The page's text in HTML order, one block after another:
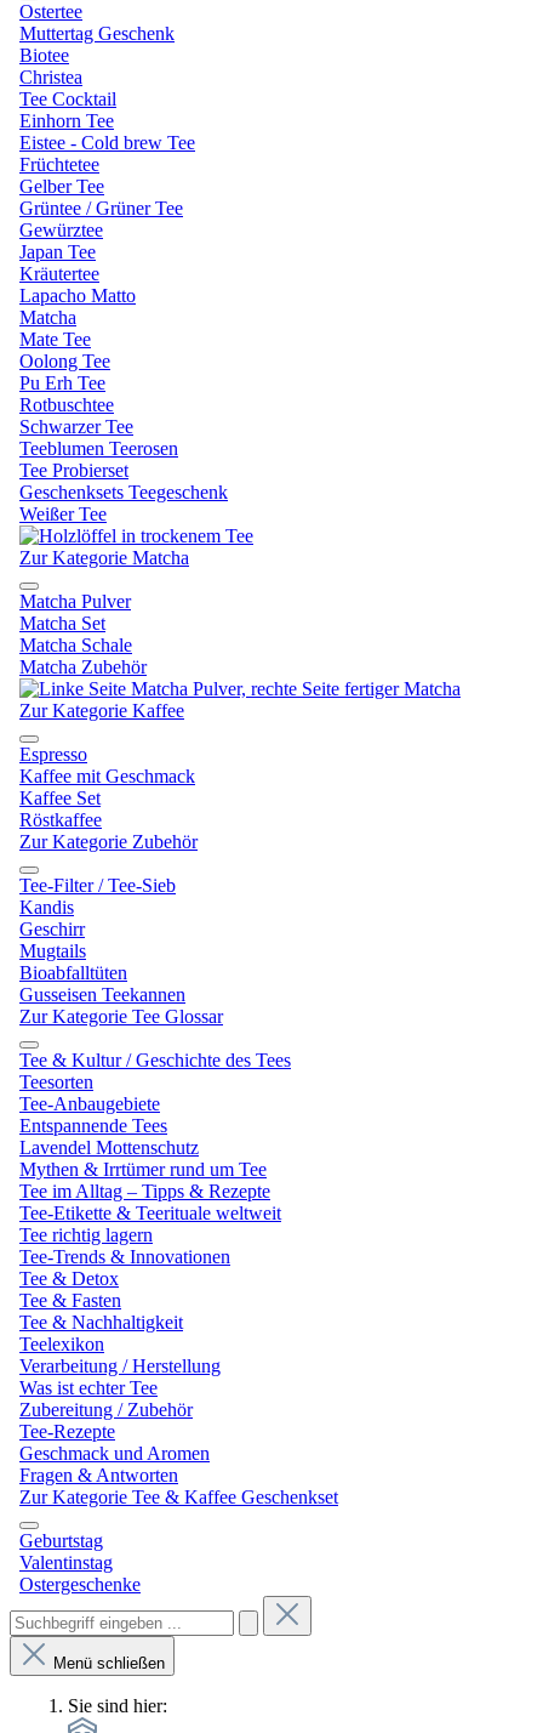
Ostertee
Muttertag Geschenk
Biotee
Christea
Tee Cocktail
Einhorn Tee
Eistee - Cold brew Tee
Früchtetee
Gelber Tee
Grüntee / Grüner Tee
Gewürztee
Japan Tee
Kräutertee
Lapacho Matto
Matcha
Mate Tee
Oolong Tee
Pu Erh Tee
Rotbuschtee
Schwarzer Tee
Teeblumen Teerosen
Tee Probierset
Geschenksets Teegeschenk
Weißer Tee
Zur Kategorie Matcha
Matcha Pulver
Matcha Set
Matcha Schale
Matcha Zubehör
Zur Kategorie Kaffee
Espresso
Kaffee mit Geschmack
Kaffee Set
Röstkaffee
Zur Kategorie Zubehör
Tee-Filter / Tee-Sieb
Kandis
Geschirr
Mugtails
Bioabfalltüten
Gusseisen Teekannen
Zur Kategorie Tee Glossar
Tee & Kultur / Geschichte des Tees
Teesorten
Tee-Anbaugebiete
Entspannende Tees
Lavendel Mottenschutz
Mythen & Irrtümer rund um Tee
Tee im Alltag – Tipps & Rezepte
Tee-Etikette & Teerituale weltweit
Tee richtig lagern
Tee-Trends & Innovationen
Tee & Detox
Tee & Fasten
Tee & Nachhaltigkeit
Teelexikon
Verarbeitung / Herstellung
Was ist echter Tee
Zubereitung / Zubehör
Tee-Rezepte
Geschmack und Aromen
Fragen & Antworten
Zur Kategorie Tee & Kaffee Geschenkset
Geburtstag
Valentinstag
Ostergeschenke
Menü schließen
Sie sind hier: